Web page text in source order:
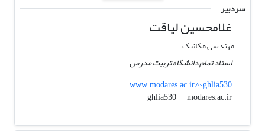
سردبیر
غلامحسین لیاقت
مهندسی مکانیک
استاد تمام دانشگاه تربیت مدرس
www.modares.ac.ir/~ghlia530
ghlia530
modares.ac.ir